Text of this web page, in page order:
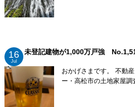
16
Jul
未登記建物が1,000万戸強
おかげさまです。 不動
ー・高松市の土地家屋調